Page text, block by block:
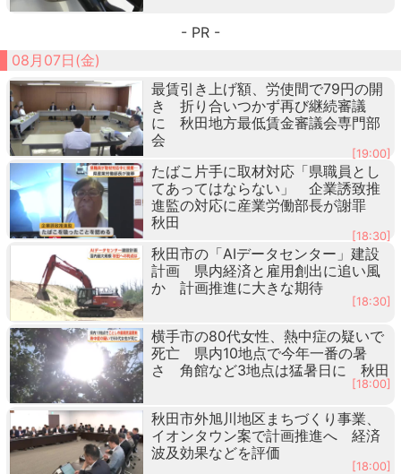
- PR -
08月07日(金)
最賃引き上げ額、労使間で79円の開
き 折り合いつかず再び継続審議
に 秋田地方最低賃金審議会専門部
会
[19:00]
たばこ片手に取材対応「県職員とし
てあってはならない」 企業誘致推
進監の対応に産業労働部長が謝罪
秋田
[18:30]
秋田市の「AIデータセンター」建設
計画 県内経済と雇用創出に追い風
か 計画推進に大きな期待
[18:30]
横手市の80代女性、熱中症の疑いで
死亡 県内10地点で今年一番の暑
さ 角館など3地点は猛暑日に 秋田
[18:00]
秋田市外旭川地区まちづくり事業、
イオンタウン案で計画推進へ 経済
波及効果などを評価
[18:00]